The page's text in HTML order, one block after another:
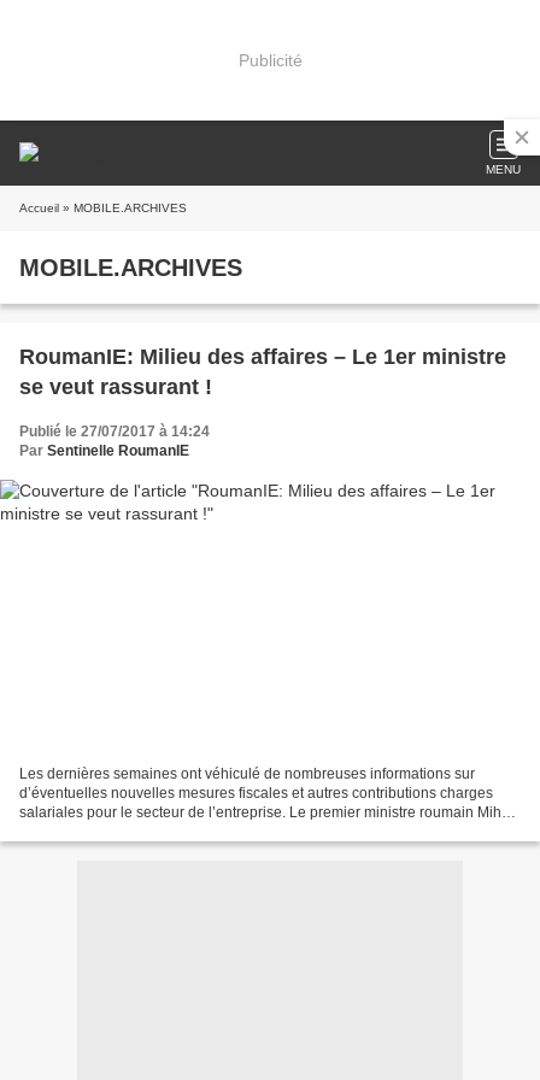
Publicité
MENU
Accueil » MOBILE.ARCHIVES
MOBILE.ARCHIVES
RoumanIE: Milieu des affaires – Le 1er ministre
se veut rassurant !
Publié le 27/07/2017 à 14:24
Par Sentinelle RoumanIE
Les dernières semaines ont véhiculé de nombreuses informations sur
d’éventuelles nouvelles mesures fiscales et autres contributions charges
salariales pour le secteur de l’entreprise. Le premier ministre roumain Mihai